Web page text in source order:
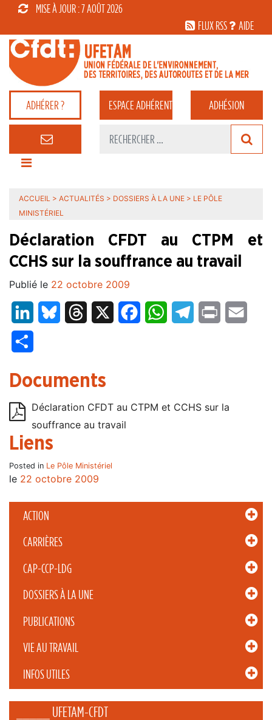
MISE À JOUR : 7 AOÛT 2026
FLUX RSS
AIDE
ADHÉRER ? ESPACEADHÉRENT ADHÉSION
ACTION
CARRIÈRES
CAP-CCP-LDG
DOSSIERS À LA UNE
PUBLICATIONS
VIE AU TRAVAIL
INFOS UTILES
_____ UFETAM-CFDT
ACCUEIL > ACTUALITÉS > DOSSIERS À LA UNE > LE PÔLE
MINISTÉRIEL
Déclaration CFDT au CTPM et
CCHS sur la souffrance au travail
Publié le 22 octobre 2009
LinkedInBluesky Threads FacebookWhatsAppTelegram
Print
Documents
Déclaration CFDT au CTPM et CCHS sur la
souffrance au travail
Liens
Posted in Le Pôle Ministériel
le 22 octobre 2009